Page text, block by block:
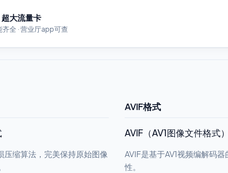
大流量卡
全 · 营业厅app可查
压缩算法，完美保持原始图像
AVIF格式
AVIF（AV1图像文件格式
AVIF是基于AV1视频编解码
性。